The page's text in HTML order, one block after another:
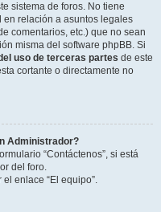
sistema de foros. No tiene
en relación a asuntos legales
comentarios, etc.) que no sean
misma del software phpBB. Si
uso de terceras partes de este
cortante o directamente no
Administrador?
“Contáctenos”, si está
del foro.
enlace “El equipo”.